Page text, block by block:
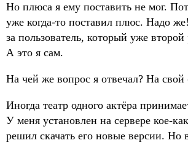
Но плюса я ему поставить не мог.
уже когда-то поставил плюс. Надо
за пользователь, который уже
А это я сам.
На чей же вопрос я отвечал? На свой
Иногда театр одного актёра
У меня установлен на сервере кое-
решил скачать его новые версии. Но